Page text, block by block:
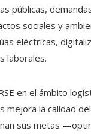
públicas,
sociales y
eléctricas,
laborales.
en el ámbito
la calidad
sus metas